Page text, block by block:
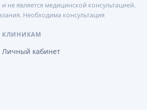
не является медицинской консультацией.
Необходима консультация
КЛИНИКАМ
Личный кабинет